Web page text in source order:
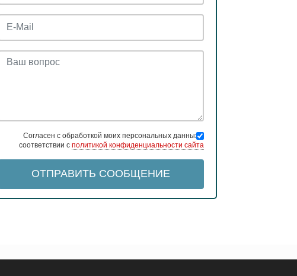
Согласен с обработкой моих персональных данных в
соответствии с политикой конфиденциальности сайта
ОТПРАВИТЬ СООБЩЕНИЕ